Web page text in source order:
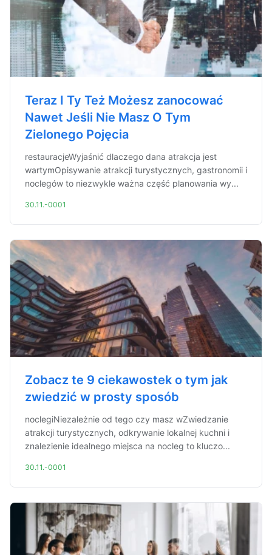
Teraz I Ty Też Możesz zanocować
Nawet Jeśli Nie Masz O Tym
Zielonego Pojęcia
restauracjeWyjaśnić dlaczego dana atrakcja jest
wartymOpisywanie atrakcji turystycznych, gastronomii i
noclegów to niezwykle ważna część planowania wy...
30.11.-0001
Zobacz te 9 ciekawostek o tym jak
zwiedzić w prosty sposób
noclegiNiezależnie od tego czy masz wZwiedzanie
atrakcji turystycznych, odkrywanie lokalnej kuchni i
znalezienie idealnego miejsca na nocleg to kluczo...
30.11.-0001